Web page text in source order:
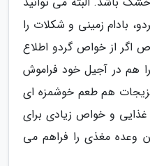
بادام زمینی و شکلات را
اگر از خواص گردو اطلاع
را هم در آجیل خود فراموش
هم طعم خوشمزه ای
و خواص زیادی برای
وعده مغذی را فراهم می